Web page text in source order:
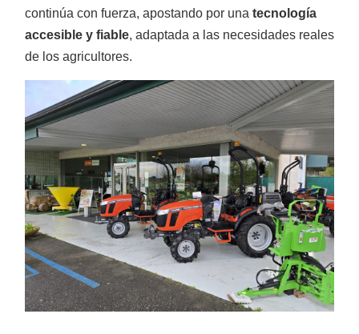
Atomizadores
Cortacésped para tractor
continúa con fuerza, apostando por una tecnología
accesible y fiable, adaptada a las necesidades reales
de los agricultores.